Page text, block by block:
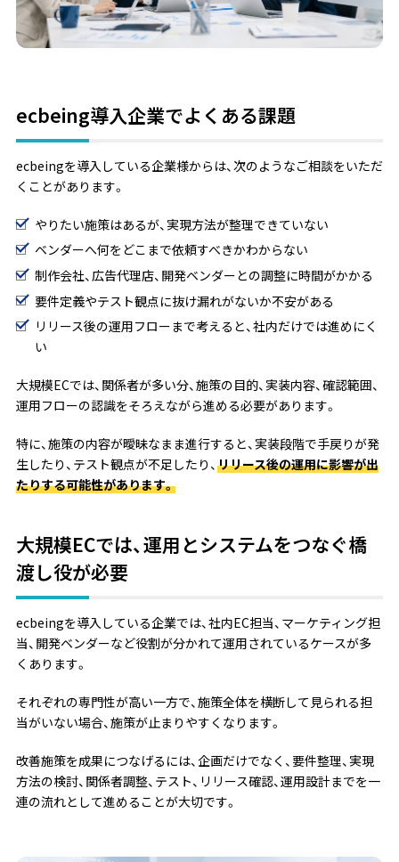
ecbeing導入企業でよくある課題
ecbeingを導入している企業様からは、次のようなご相談をいただ
くことがあります。
やりたい施策はあるが、実現方法が整理できていない
ベンダーへ何をどこまで依頼すべきかわからない
制作会社、広告代理店、開発ベンダーとの調整に時間がかかる
要件定義やテスト観点に抜け漏れがないか不安がある
リリース後の運用フローまで考えると、社内だけでは進めにく
い
大規模ECでは、関係者が多い分、施策の目的、実装内容、確認範囲、
運用フローの認識をそろえながら進める必要があります。
特に、施策の内容が曖昧なまま進行すると、実装段階で手戻りが発
生したり、テスト観点が不足したり、リリース後の運用に影響が出
たりする可能性があります。
大規模ECでは、運用とシステムをつなぐ橋
渡し役が必要
ecbeingを導入している企業では、社内EC担当、マーケティング担
当、開発ベンダーなど役割が分かれて運用されているケースが多
くあります。
それぞれの専門性が高い一方で、施策全体を横断して見られる担
当がいない場合、施策が止まりやすくなります。
改善施策を成果につなげるには、企画だけでなく、要件整理、実現
方法の検討、関係者調整、テスト、リリース確認、運用設計までを一
連の流れとして進めることが大切です。